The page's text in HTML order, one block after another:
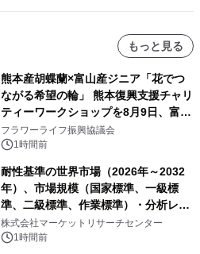
もっと見る
熊本産胡蝶蘭×富山産ジニア「花でつ
ながる希望の輪」 熊本復興支援チャリ
ティーワークショップを8月9日、富
山・射水で開催
フラワーライフ振興協議会
1時間前
耐性基準の世界市場（2026年～2032
年）、市場規模（国家標準、一級標
準、二級標準、作業標準）・分析レポ
ートを発表
株式会社マーケットリサーチセンター
1時間前